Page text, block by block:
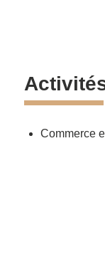
Commerce